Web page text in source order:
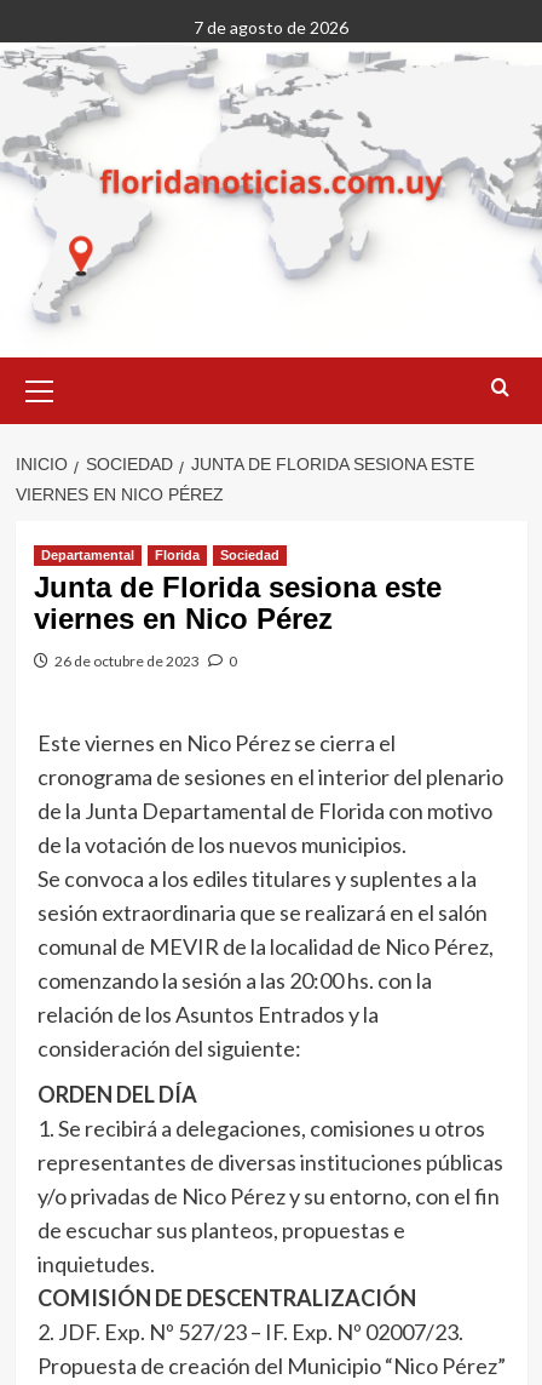
al
contenido
7 de agosto de 2026
primario
INICIO SOCIEDAD
JUNTA DE FLORIDA SESIONA ESTE
VIERNES EN NICO PÉREZ
Departamental Florida Sociedad
Junta de Florida sesiona este
viernes en Nico Pérez
26 de octubre de 2023 0
Este viernes en Nico Pérez se cierra el
cronograma de sesiones en el interior del plenario
de la Junta Departamental de Florida con motivo
de la votación de los nuevos municipios.
Se convoca a los ediles titulares y suplentes a la
sesión extraordinaria que se realizará en el salón
comunal de MEVIR de la localidad de Nico Pérez,
comenzando la sesión a las 20:00 hs. con la
relación de los Asuntos Entrados y la
consideración del siguiente:
ORDEN DEL DÍA
1. Se recibirá a delegaciones, comisiones u otros
representantes de diversas instituciones públicas
y/o privadas de Nico Pérez y su entorno, con el fin
de escuchar sus planteos, propuestas e
inquietudes.
COMISIÓN DE DESCENTRALIZACIÓN
2. JDF. Exp. Nº 527/23 – IF. Exp. Nº 02007/23.
Propuesta de creación del Municipio “Nico Pérez”